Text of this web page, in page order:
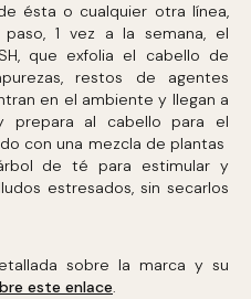
ésta o cualquier otra línea,
1 vez a la semana, el
que exfolia el cabello de
restos de agentes
en el ambiente y llegan a
prepara al cabello para el
con una mezcla de plantas
de té para estimular y
estresados, sin secarlos
sobre la marca y su
este enlace.